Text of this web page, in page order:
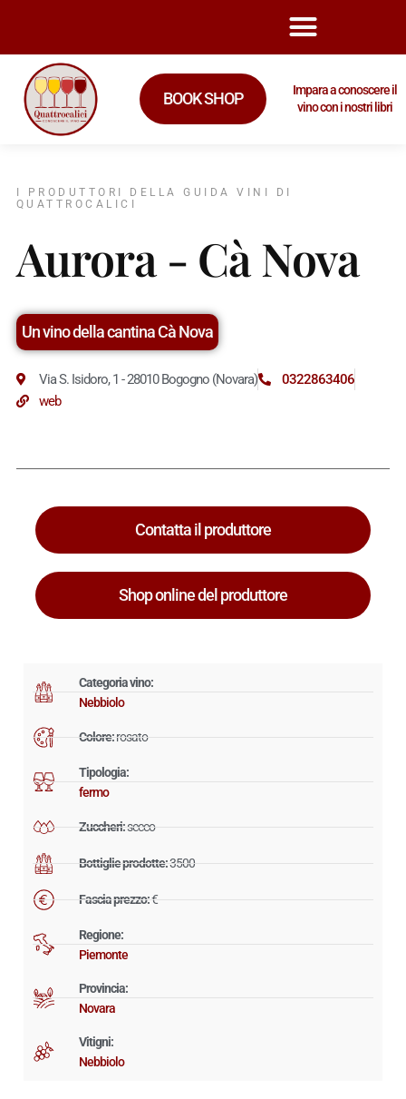
BOOK SHOP
Impara a conoscere il
vino con i nostri libri
I PRODUTTORI DELLA GUIDA VINI DI
QUATTROCALICI
Aurora - Cà Nova
Un vino della cantina Cà Nova
Via S. Isidoro, 1 - 28010 Bogogno (Novara)
0322863406
web
Categoria vino:
Nebbiolo
Colore:rosato
Tipologia:
fermo
Zuccheri:secco
Bottiglie prodotte:3500
Fascia prezzo:€
Regione:
Piemonte
Provincia:
Novara
Vitigni:
Nebbiolo
Contatta il produttore
Shop online del produttore